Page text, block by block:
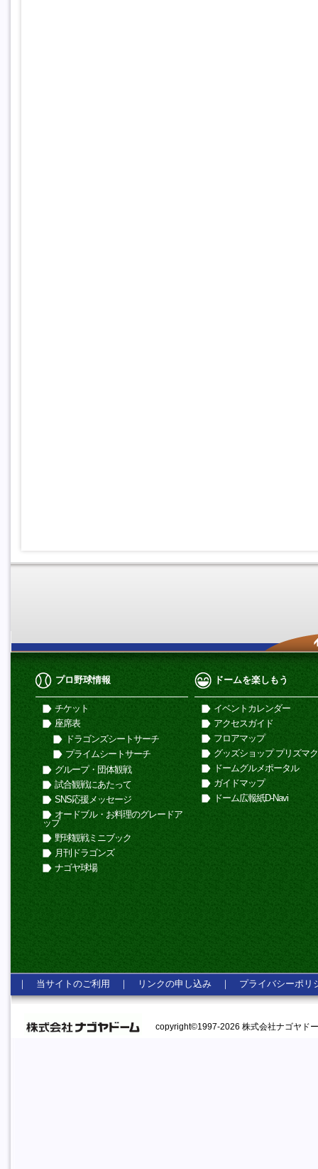
プロ野球情報
チケット
座席表
ドラゴンズシートサーチ
プライムシートサーチ
グループ・団体観戦
試合観戦にあたって
SNS応援メッセージ
オードブル・お料理のグレードア
ップ
野球観戦ミニブック
月刊ドラゴンズ
ナゴヤ球場
ドームを楽しもう
イベントカレンダー
アクセスガイド
フロアマップ
グッズショップ プリズマ
ドームグルメポータル
ガイドマップ
ドーム広報紙D-Navi
｜ 当サイトのご利用 ｜ リンクの申し込み ｜ プライバシーポリ
copyright©1997-2026 株式会社ナゴヤド